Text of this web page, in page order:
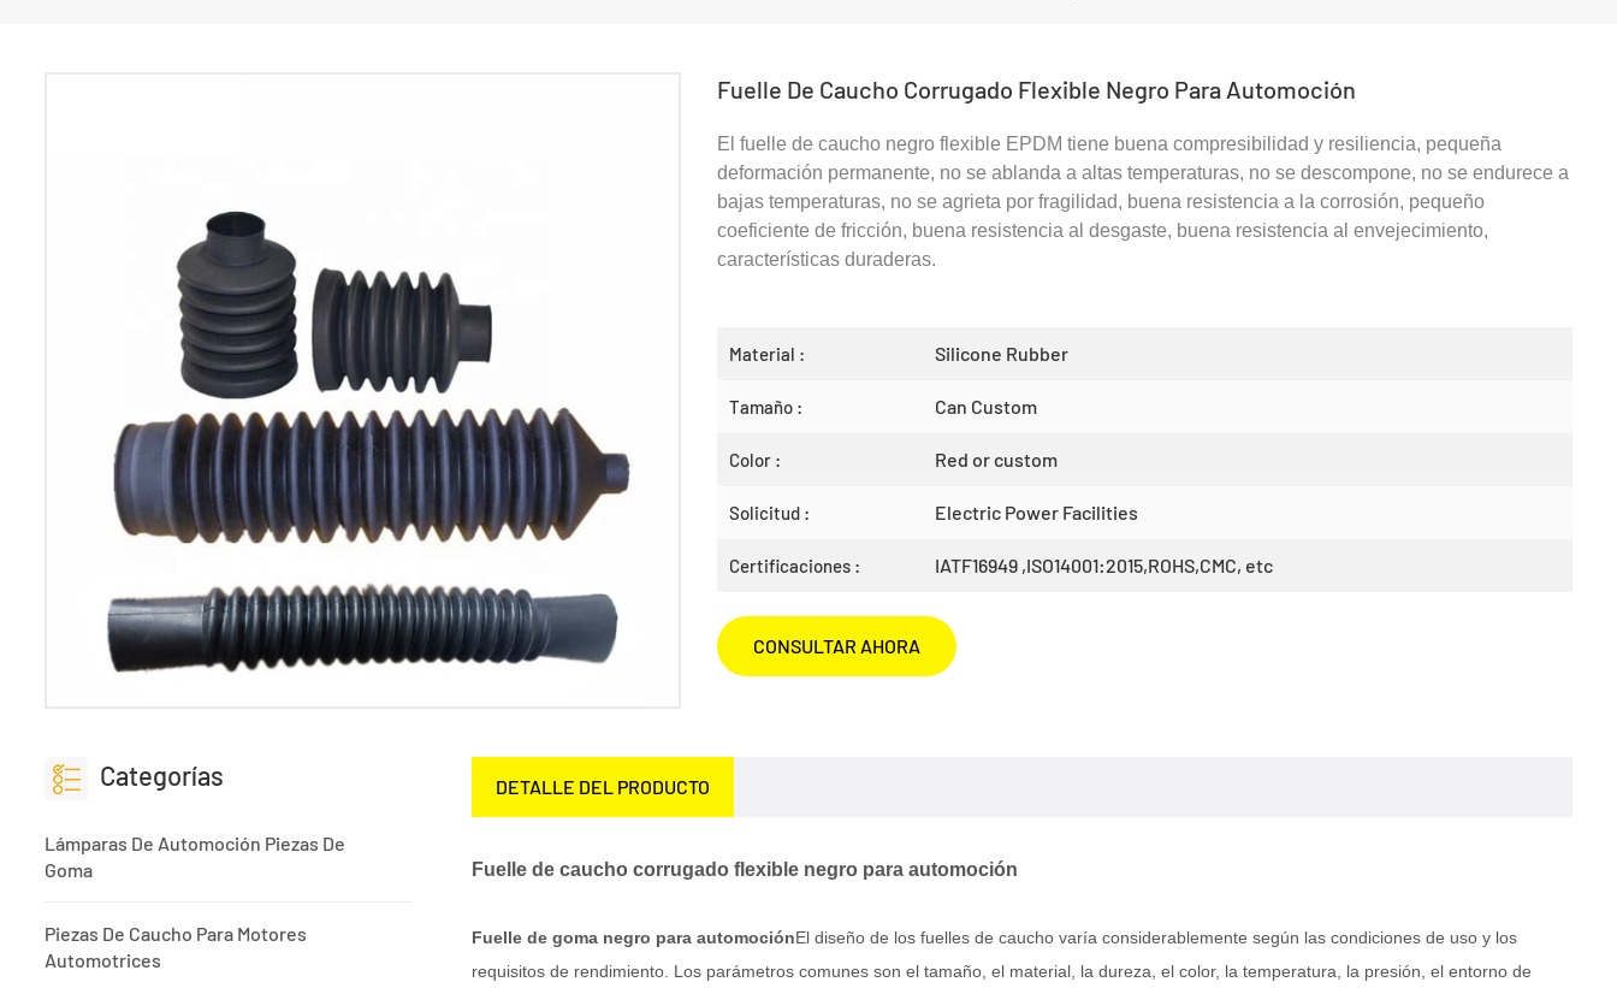
Fuelle De Caucho Corrugado Flexible Negro Para Automoción
El fuelle de caucho negro flexible EPDM tiene buena compresibilidad y resiliencia, pequeña
deformación permanente, no se ablanda a altas temperaturas, no se descompone, no se endurece a
bajas temperaturas, no se agrieta por fragilidad, buena resistencia a la corrosión, pequeño
coeficiente de fricción, buena resistencia al desgaste, buena resistencia al envejecimiento,
características duraderas.
Material : Silicone Rubber
Tamaño : Can Custom
Color : Red or custom
Solicitud : Electric Power Facilities
Certificaciones : IATF16949 ,ISO14001:2015,ROHS,CMC, etc
CONSULTAR AHORA
DETALLE DEL PRODUCTO
Fuelle de caucho corrugado flexible negro para automoción
Fuelle de goma negro para automociónEl diseño de los fuelles de caucho varía considerablemente según las condiciones de uso y los
requisitos de rendimiento. Los parámetros comunes son el tamaño, el material, la dureza, el color, la temperatura, la presión, el entorno de
Categorías
Lámparas De Automoción Piezas De
Goma
Piezas De Caucho Para Motores
Automotrices